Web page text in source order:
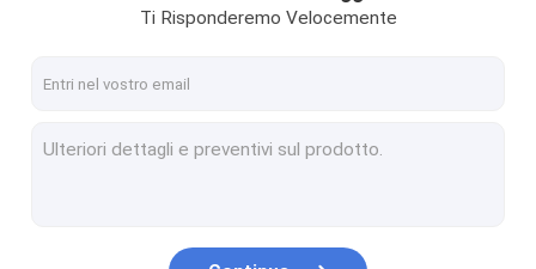
Strato di alluminio 1060
Ti Risponderemo Velocemente